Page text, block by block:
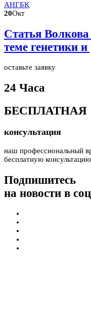
20Окт
Статья
теме генетики
оставьте заявку
24 Часа
БЕСПЛАТНАЯ
консультация
наш профессиональный
бесплатную консультацию
Подпишитесь
на новости в